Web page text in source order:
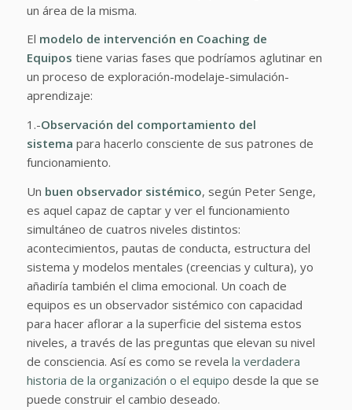
un área de la misma.
El modelo de intervención en Coaching de
Equipos tiene varias fases que podríamos aglutinar en
un proceso de exploración-modelaje-simulación-
aprendizaje:
1.-Observación del comportamiento del
sistema para hacerlo consciente de sus patrones de
funcionamiento.
Un buen observador sistémico, según Peter Senge,
es aquel capaz de captar y ver el funcionamiento
simultáneo de cuatros niveles distintos:
acontecimientos, pautas de conducta, estructura del
sistema y modelos mentales (creencias y cultura), yo
añadiría también el clima emocional. Un coach de
equipos es un observador sistémico con capacidad
para hacer aflorar a la superficie del sistema estos
niveles, a través de las preguntas que elevan su nivel
de consciencia. Así es como se revela la verdadera
historia de la organización o el equipo desde la que se
puede construir el cambio deseado.